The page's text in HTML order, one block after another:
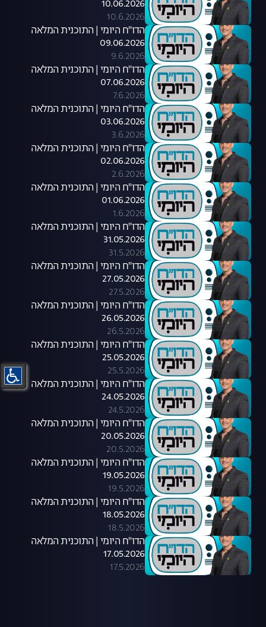
10.06.2026
10.6.2026
הדו"ח היומי | התוכנית המלאה
09.06.2026
9.6.2026
הדו"ח היומי | התוכנית המלאה
07.06.2026
7.6.2026
הדו"ח היומי | התוכנית המלאה
03.06.2026
3.6.2026
הדו"ח היומי | התוכנית המלאה
02.06.2026
2.6.2026
הדו"ח היומי | התוכנית המלאה
01.06.2026
1.6.2026
הדו"ח היומי | התוכנית המלאה
31.05.2026
31.5.2026
הדו"ח היומי | התוכנית המלאה
27.05.2026
27.5.2026
הדו"ח היומי | התוכנית המלאה
26.05.2026
26.5.2026
הדו"ח היומי | התוכנית המלאה
25.05.2026
25.5.2026
הדו"ח היומי | התוכנית המלאה
24.05.2026
24.5.2026
הדו"ח היומי | התוכנית המלאה
20.05.2026
20.5.2026
הדו"ח היומי | התוכנית המלאה
19.05.2026
19.5.2026
הדו"ח היומי | התוכנית המלאה
18.05.2026
18.5.2026
הדו"ח היומי | התוכנית המלאה
17.05.2026
17.5.2026